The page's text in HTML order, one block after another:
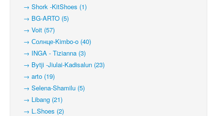
→ Shork -KitShoes (1)
→ BG-ARTO (5)
→ Voit (57)
→ Солнце-Kimbo-o (40)
→ INGA - Tizianna (3)
→ Bytji -Jiulai-Kadisalun (23)
→ arto (19)
→ Selena-Shamilu (5)
→ Libang (21)
→ L.Shoes (2)